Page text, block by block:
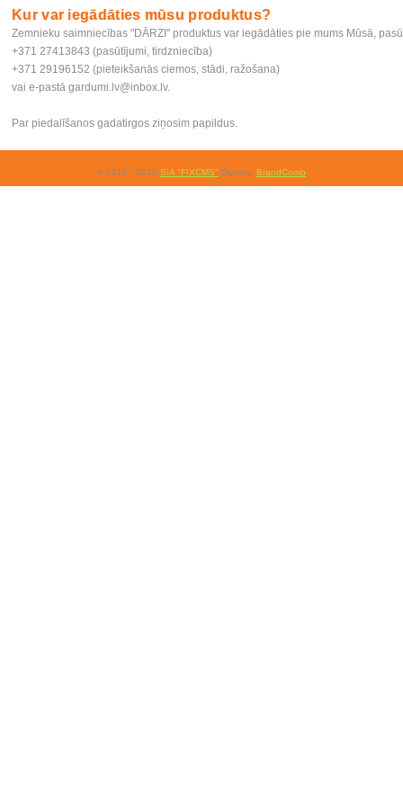
Kur var iegādāties mūsu produktus?
Zemnieku saimniecības "DĀRZI" produktus var iegādāties pie mums Mūsā,
+371 27413843 (pasūtījumi, tirdzniecība)
+371 29196152 (pieteikšanās ciemos, stādi, ražošana)
vai e-pastā gardumi.lv@inbox.lv.
Par piedalīšanos gadatirgos ziņosim papildus.
© 2010 - 2026 SIA "FIXCMS" Dizains: BrandComb